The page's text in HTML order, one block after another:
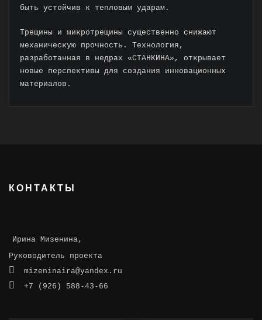
быть устойчив к тепловым ударам.
Трещины и микротрещины существенно снижают
механическую прочность. Технология,
разработанная в недрах «СТАНКИНА», открывает
новые перспективы для создания инновационных
материалов.
КОНТАКТЫ
Ирина Мизенина,
Руководитель проекта
mizeninaira@yandex.ru
+7 (926) 588-43-66